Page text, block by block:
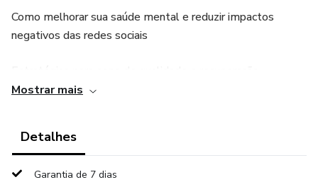
Como melhorar sua saúde mental e reduzir impactos
negativos das redes sociais
Planos semanais e diários práticos para aplicar
imediatamente
Mostrar mais
Detalhes
Garantia de 7 dias